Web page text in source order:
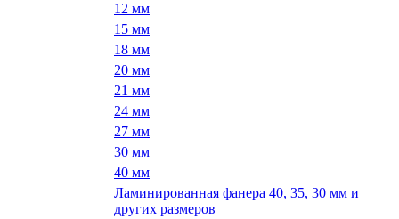
12 мм
15 мм
18 мм
20 мм
21 мм
24 мм
27 мм
30 мм
40 мм
Ламинированная фанера 40, 35, 30 мм и
других размеров